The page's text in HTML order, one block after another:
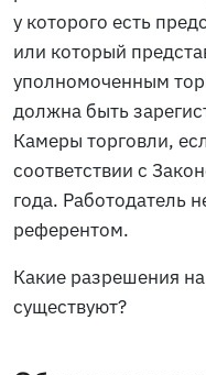
у которого есть
или который
уполномоченным
должна быть
Камеры торговли,
соответствии с
года. Работодатель
референтом.
Какие разрешения
существуют?